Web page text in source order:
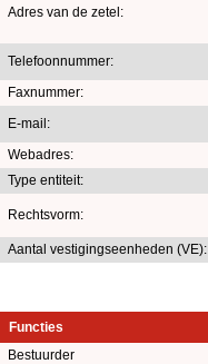
Adres van de zetel:
Telefoonnummer:
Faxnummer:
E-mail:
Webadres:
Type entiteit:
Rechtsvorm:
Aantal vestigingseenheden (VE):
Functies
Bestuurder